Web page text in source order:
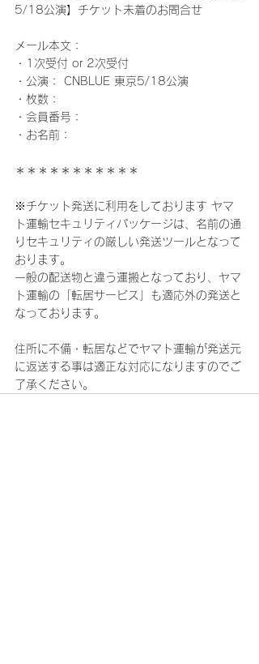
5/18公演】チケット未着のお問合せ
メール本文：
・1次受付 or 2次受付
・公演： CNBLUE 東京5/18公演
・枚数：
・会員番号：
・お名前：
＊＊＊＊＊＊＊＊＊＊＊
※チケット発送に利用をしております ヤマ
ト運輸セキュリティパッケージは、名前の通
りセキュリティの厳しい発送ツールとなって
おります。
一般の配送物と違う運搬となっており、ヤマ
ト運輸の「転居サービス」も適応外の発送と
なっております。
住所に不備・転居などでヤマト運輸が発送元
に返送する事は適正な対応になりますのでご
了承ください。